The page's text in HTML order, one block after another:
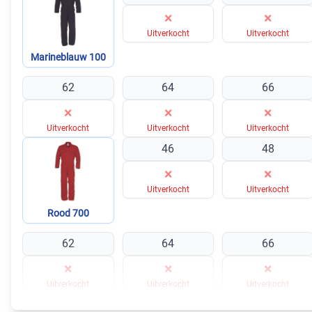
Marineblauw 100
×
Uitverkocht
×
Uitverkocht
62
×
Uitverkocht
64
×
Uitverkocht
66
×
Uitverkocht
Rood 700
46
×
Uitverkocht
48
×
Uitverkocht
62
×
Uitverkocht
64
×
Uitverkocht
66
×
Uitverkocht